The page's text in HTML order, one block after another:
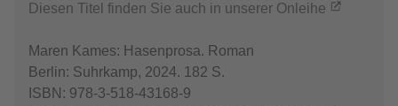
Diesen Titel finden Sie auch in unserer Onleihe
Maren Kames: Hasenprosa. Roman
Berlin: Suhrkamp, 2024. 182 S.
ISBN: 978-3-518-43168-9